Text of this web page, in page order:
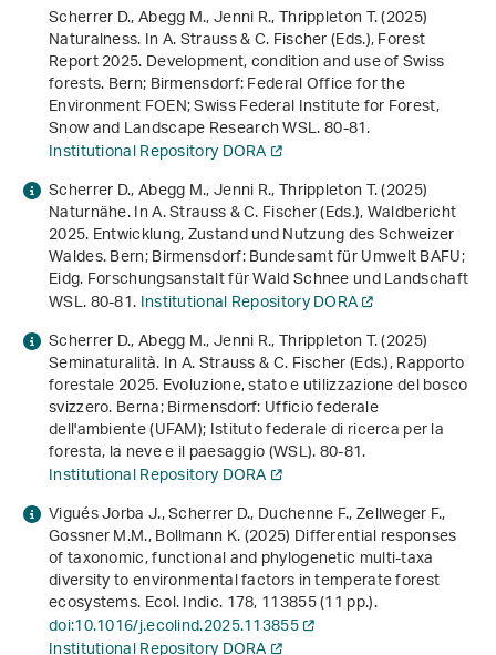
Scherrer D., Abegg M., Jenni R., Thrippleton T. (2025)
Naturalness. In A. Strauss & C. Fischer (Eds.),Forest
Report 2025. Development, condition and use of Swiss
forests. Bern; Birmensdorf: Federal Office for the
Environment FOEN; Swiss Federal Institute for Forest,
Snow and Landscape Research WSL. 80-81.
Institutional Repository DORA
Scherrer D., Abegg M., Jenni R., Thrippleton T. (2025)
Naturnähe. In A. Strauss & C. Fischer (Eds.),Waldbericht
2025. Entwicklung, Zustand und Nutzung des Schweizer
Waldes. Bern; Birmensdorf: Bundesamt für Umwelt BAFU;
Eidg. Forschungsanstalt für Wald Schnee und Landschaft
WSL. 80-81.Institutional Repository DORA
Scherrer D., Abegg M., Jenni R., Thrippleton T. (2025)
Seminaturalità. In A. Strauss & C. Fischer (Eds.),Rapporto
forestale 2025. Evoluzione, stato e utilizzazione del bosco
svizzero. Berna; Birmensdorf: Ufficio federale
dell'ambiente (UFAM); Istituto federale di ricerca per la
foresta, la neve e il paesaggio (WSL). 80-81.
Institutional Repository DORA
Vigués Jorba J., Scherrer D., Duchenne F., Zellweger F.,
Gossner M.M., Bollmann K. (2025) Differential responses
of taxonomic, functional and phylogenetic multi-taxa
diversity to environmental factors in temperate forest
ecosystems. Ecol. Indic.178, 113855 (11 pp.).
doi:10.1016/j.ecolind.2025.113855